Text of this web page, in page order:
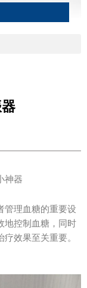
神器
管理血糖的重要设
地控制血糖，同时
效果至关重要。